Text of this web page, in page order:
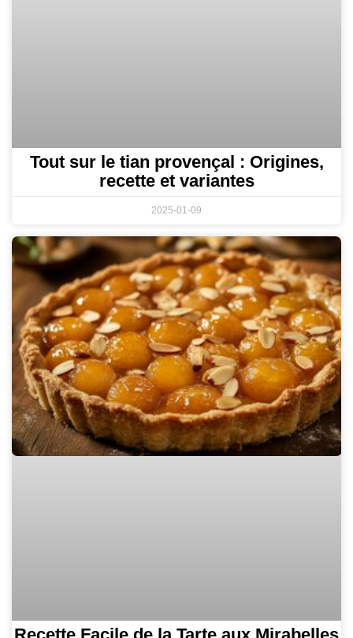
Tout sur le tian provençal : Origines,
recette et variantes
2025-01-09